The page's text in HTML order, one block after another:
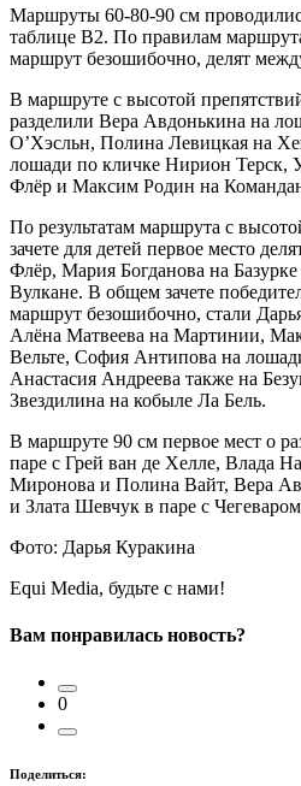
Маршруты 60-80-90 см
таблице В2. По правилам
маршрут безошибочно, делят
В маршруте с высотой
разделили Вера Авдонькина на
О’Хэсльн, Полина Левицкая на
лошади по кличке Нирион Терск,
Флёр и Максим Родин на
По результатам маршрута с
зачете для детей первое место
Флёр, Мария Богданова на
Вулкане. В общем зачете
маршрут безошибочно, стали
Алёна Матвеева на Мартинии,
Вельте, София Антипова на
Анастасия Андреева также на
Звездилина на кобыле Ла Бель.
В маршруте 90 см первое мест о
паре с Грей ван де Хелле, Влада
Миронова и Полина Вайт, Вера
и Злата Шевчук в паре с
Фото: Дарья Куракина
Equi Media, будьте с нами!
Вам понравилась новость?
0
Поделиться: